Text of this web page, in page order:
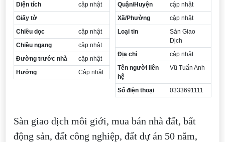
Diện tích
cập nhật
Giấy tờ
Chiều dọc
cập nhật
Chiều ngang
cập nhật
Đường trước nhà
cập nhật
Hướng
Cập nhật
Quận/Huyện
cập nhật
Xã/Phường
cập nhật
Loại tin
Sàn Giao
Dịch
Địa chỉ
cập nhật
Tên người liên
hệ
Vũ Tuấn Anh
Số điện thoại 0333691111
Sàn giao dịch môi giới, mua bán nhà đất, bất
động sản, đất công nghiệp, đất dự án 50 năm,